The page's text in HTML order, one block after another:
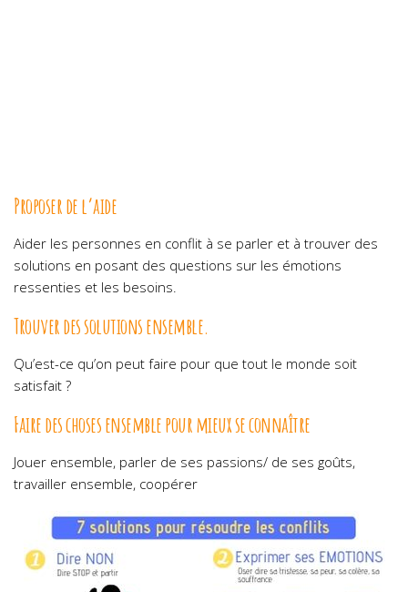
Proposer de l’aide
Aider les personnes en conflit à se parler et à trouver des
solutions en posant des questions sur les émotions
ressenties et les besoins.
Trouver des solutions ensemble.
Qu’est-ce qu’on peut faire pour que tout le monde soit
satisfait ?
Faire des choses ensemble pour mieux se connaître
Jouer ensemble, parler de ses passions/ de ses goûts,
travailler ensemble, coopérer